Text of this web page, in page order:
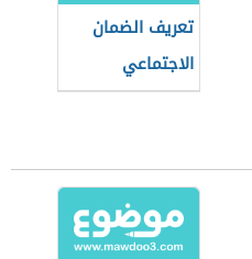
تعريف الضمان
الاجتماعي